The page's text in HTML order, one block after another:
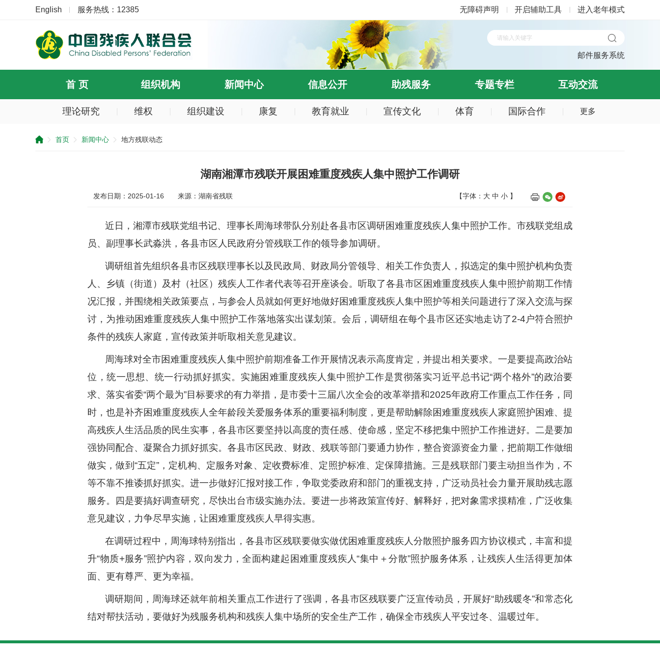
English 服务热线：12385 无障碍声明 开启辅助工具 进入老年模式
邮件服务系统
首 页 组织机构 新闻中心 信息公开 助残服务 专题专栏 互动交流
理论研究 维权 组织建设 康复 教育就业 宣传文化 体育 国际合作 更多
首页 新闻中心 地方残联动态
湖南湘潭市残联开展困难重度残疾人集中照护工作调研
发布日期：2025-01-16 来源：湖南省残联 【字体： 大 中 小 】
近日，湘潭市残联党组书记、理事长周海球带队分别赴各县市区调研困难重度残疾人集中照护工作。市残联党组成
员、副理事长武淼洪，各县市区人民政府分管残联工作的领导参加调研。
调研组首先组织各县市区残联理事长以及民政局、财政局分管领导、相关工作负责人，拟选定的集中照护机构负责
人、乡镇（街道）及村（社区）残疾人工作者代表等召开座谈会。听取了各县市区困难重度残疾人集中照护前期工作情
况汇报，并围绕相关政策要点，与参会人员就如何更好地做好困难重度残疾人集中照护等相关问题进行了深入交流与探
讨，为推动困难重度残疾人集中照护工作落地落实出谋划策。会后，调研组在每个县市区还实地走访了2-4户符合照护
条件的残疾人家庭，宣传政策并听取相关意见建议。
周海球对全市困难重度残疾人集中照护前期准备工作开展情况表示高度肯定，并提出相关要求。一是要提高政治站
位，统一思想、统一行动抓好抓实。实施困难重度残疾人集中照护工作是贯彻落实习近平总书记“两个格外”的政治要
求、落实省委“两个最为”目标要求的有力举措，是市委十三届八次全会的改革举措和2025年政府工作重点工作任务，同
时，也是补齐困难重度残疾人全年龄段关爱服务体系的重要福利制度，更是帮助解除困难重度残疾人家庭照护困难、提
高残疾人生活品质的民生实事，各县市区要坚持以高度的责任感、使命感，坚定不移把集中照护工作推进好。二是要加
强协同配合、凝聚合力抓好抓实。各县市区民政、财政、残联等部门要通力协作，整合资源资金力量，把前期工作做细
做实，做到“五定”，定机构、定服务对象、定收费标准、定照护标准、定保障措施。三是残联部门要主动担当作为，不
等不靠不推诿抓好抓实。进一步做好汇报对接工作，争取党委政府和部门的重视支持，广泛动员社会力量开展助残志愿
服务。四是要搞好调查研究，尽快出台市级实施办法。要进一步将政策宣传好、解释好，把对象需求摸精准，广泛收集
意见建议，力争尽早实施，让困难重度残疾人早得实惠。
在调研过程中，周海球特别指出，各县市区残联要做实做优困难重度残疾人分散照护服务四方协议模式，丰富和提
升“物质+服务”照护内容，双向发力，全面构建起困难重度残疾人“集中＋分散”照护服务体系，让残疾人生活得更加体
面、更有尊严、更为幸福。
调研期间，周海球还就年前相关重点工作进行了强调，各县市区残联要广泛宣传动员，开展好“助残暖冬”和常态化
结对帮扶活动，要做好为残服务机构和残疾人集中场所的安全生产工作，确保全市残疾人平安过冬、温暖过年。